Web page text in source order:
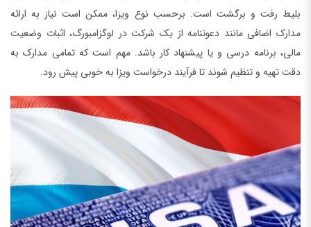
بلیط رفت و برگشت است. برحسب نوع ویزا، ممکن است نیاز به ارائه
مدارک اضافی مانند دعوتنامه از یک شرکت در لوگزامبورگ، اثبات وضعیت
مالی، برنامه درسی و یا پیشنهاد کار باشد. مهم است که تمامی مدارک به
دقت تهیه و تنظیم شوند تا فرآیند درخواست ویزا به خوبی پیش رود.